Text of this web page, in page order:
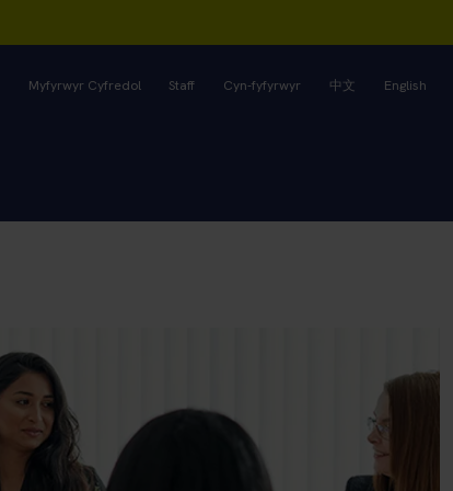
Myfyrwyr Cyfredol Staff Cyn-fyfyrwyr 中文 English